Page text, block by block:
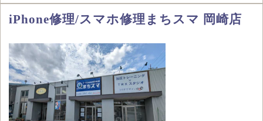
iPhone修理/スマホ修理まちスマ 岡崎店